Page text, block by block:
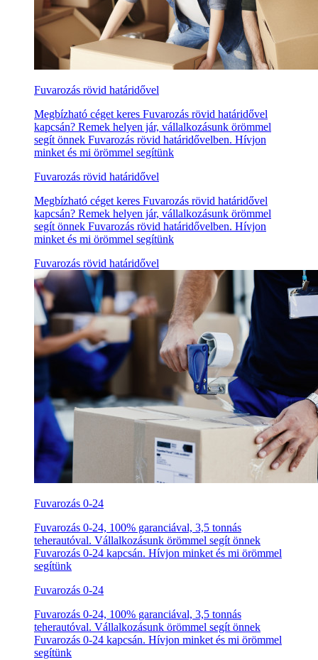
Fuvarozás rövid határidővel
Megbízható céget keres Fuvarozás rövid határidővel
kapcsán? Remek helyen jár, vállalkozásunk örömmel
segít önnek Fuvarozás rövid határidővelben. Hívjon
minket és mi örömmel segítünk
Fuvarozás rövid határidővel
Megbízható céget keres Fuvarozás rövid határidővel
kapcsán? Remek helyen jár, vállalkozásunk örömmel
segít önnek Fuvarozás rövid határidővelben. Hívjon
minket és mi örömmel segítünk
Fuvarozás rövid határidővel
Fuvarozás 0-24
Fuvarozás 0-24, 100% garanciával, 3,5 tonnás
teherautóval. Vállalkozásunk örömmel segít önnek
Fuvarozás 0-24 kapcsán. Hívjon minket és mi örömmel
segítünk
Fuvarozás 0-24
Fuvarozás 0-24, 100% garanciával, 3,5 tonnás
teherautóval. Vállalkozásunk örömmel segít önnek
Fuvarozás 0-24 kapcsán. Hívjon minket és mi örömmel
segítünk